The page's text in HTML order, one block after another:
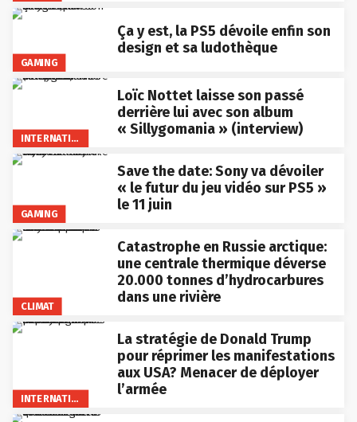
GAMING
Ça y est, la PS5 dévoile enfin son
design et sa ludothèque
INTERNATIONAL
Loïc Nottet laisse son passé
derrière lui avec son album
« Sillygomania » (interview)
GAMING
Save the date: Sony va dévoiler
« le futur du jeu vidéo sur PS5 »
le 11 juin
CLIMAT
Catastrophe en Russie arctique:
une centrale thermique déverse
20.000 tonnes d’hydrocarbures
dans une rivière
INTERNATIONAL
La stratégie de Donald Trump
pour réprimer les manifestations
aux USA? Menacer de déployer
l’armée